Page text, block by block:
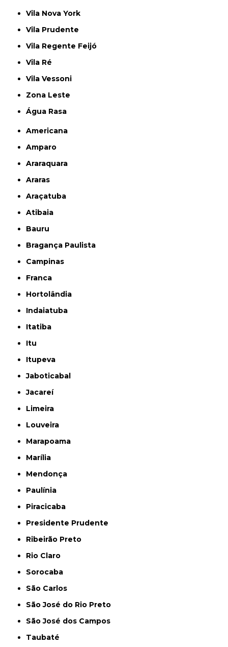
Vila Nova York
Vila Prudente
Vila Regente Feijó
Vila Ré
Vila Vessoni
Zona Leste
Água Rasa
Americana
Amparo
Araraquara
Araras
Araçatuba
Atibaia
Bauru
Bragança Paulista
Campinas
Franca
Hortolândia
Indaiatuba
Itatiba
Itu
Itupeva
Jaboticabal
Jacareí
Limeira
Louveira
Marapoama
Marília
Mendonça
Paulínia
Piracicaba
Presidente Prudente
Ribeirão Preto
Rio Claro
Sorocaba
São Carlos
São José do Rio Preto
São José dos Campos
Taubaté